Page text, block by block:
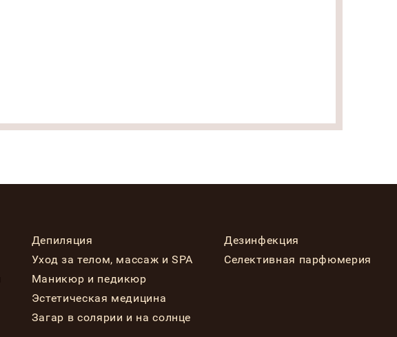
Депиляция
Уход за телом, массаж и SPA
Маникюр и педикюр
Эстетическая медицина
Загар в солярии и на солнце
Дезинфекция
Селективная парфюмерия